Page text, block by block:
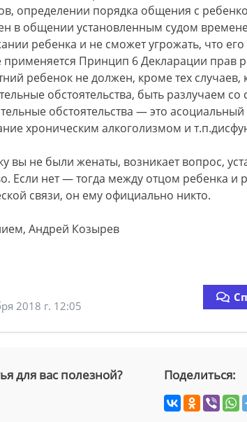
определении порядка общения с
в общении установленным судом
ребенка и не сможет угрожать, что его
применяется Принцип 6 Декларации прав
ребенок не должен, кроме тех случаев,
обстоятельства, быть разлучаем со
обстоятельства — это
хроническим алкоголизмом и
вы не были женаты, возникает вопрос,
Если нет — тогда между отцом ребенка
связи, он ему официально никто.
Андрей Козырев
2018 г. 12:05
для вас полезной? Поделиться: